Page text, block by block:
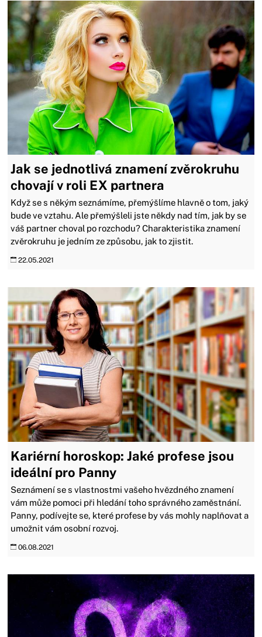
Jak se jednotlivá znamení zvěrokruhu
chovají v roli EX partnera
Když se s někým seznámíme, přemýšlíme hlavně o tom, jaký
bude ve vztahu. Ale přemýšleli jste někdy nad tím, jak by se
váš partner choval po rozchodu? Charakteristika znamení
zvěrokruhu je jedním ze způsobu, jak to zjistit.
22.05.2021
Kariérní horoskop: Jaké profese jsou
ideální pro Panny
Seznámení se s vlastnostmi vašeho hvězdného znamení
vám může pomoci při hledání toho správného zaměstnání.
Panny, podívejte se, které profese by vás mohly naplňovat a
umožnit vám osobní rozvoj.
06.08.2021